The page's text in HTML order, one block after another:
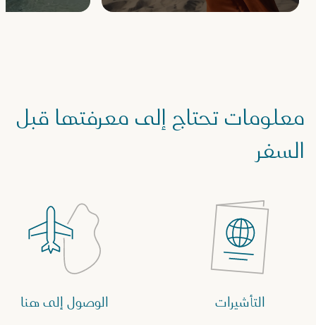
معلومات تحتاج إلى معرفتها قبل
السفر
التأشيرات الوصول إلى هنا